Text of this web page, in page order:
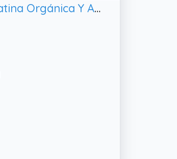
Liss Expert Professional Tratamiento Alisador Con Células Madre Liss Expert – Keratina Orgánica Y Aceite De Argán – Para Una Reparación Y Brillo Sin Frizz – Alisado Profesional